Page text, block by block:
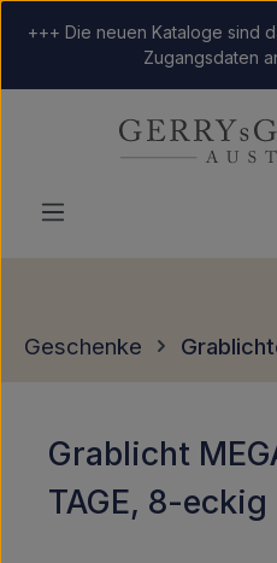
Zum Hauptinhalt springen
+++ Die neuen Kataloge sind
Zugangsdaten
Geschenke
Grablicht
TAGE, 8-eckig